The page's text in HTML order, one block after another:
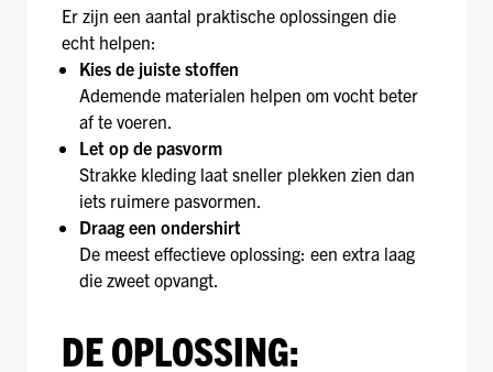
Er zijn een aantal praktische oplossingen die
echt helpen:
Kies de juiste stoffen
Ademende materialen helpen om vocht beter
af te voeren.
Let op de pasvorm
Strakke kleding laat sneller plekken zien dan
iets ruimere pasvormen.
Draag een ondershirt
De meest effectieve oplossing: een extra laag
die zweet opvangt.
DE OPLOSSING: